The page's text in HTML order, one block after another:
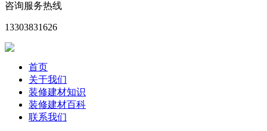
咨询服务热线
13303831626
首页
关于我们
装修建材知识
装修建材百科
联系我们